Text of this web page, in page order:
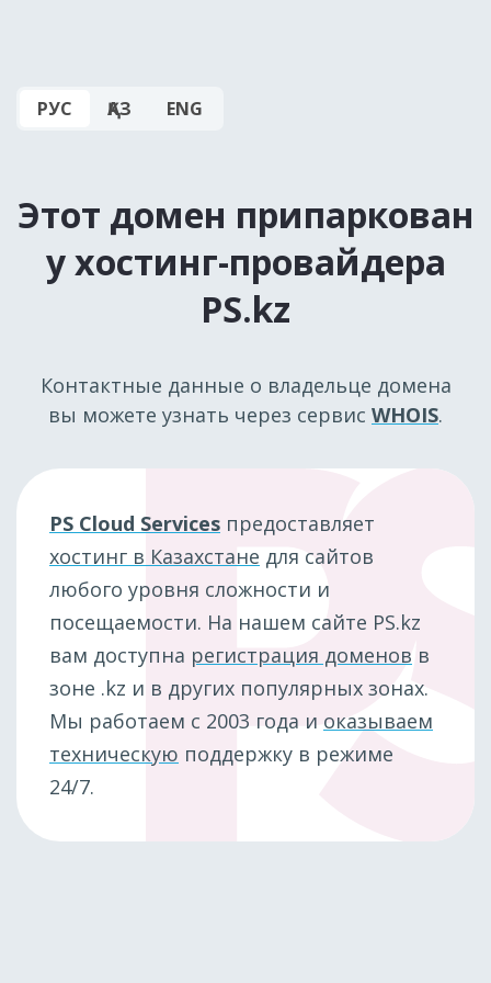
РУС ҚАЗ ENG
Этот домен припаркован
у хостинг-провайдера
PS.kz
Контактные данные о владельце домена
вы можете узнать через сервис WHOIS.
PS Cloud Services предоставляет
хостинг в Казахстане для сайтов
любого уровня сложности и
посещаемости. На нашем сайте PS.kz
вам доступна регистрация доменов в
зоне .kz и в других популярных зонах.
Мы работаем с 2003 года и оказываем
техническую поддержку в режиме
24/7.